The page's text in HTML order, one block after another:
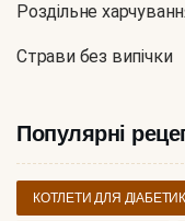
Роздільне
Страви без випічки
Популярні
КОТЛЕТИ ДЛЯ